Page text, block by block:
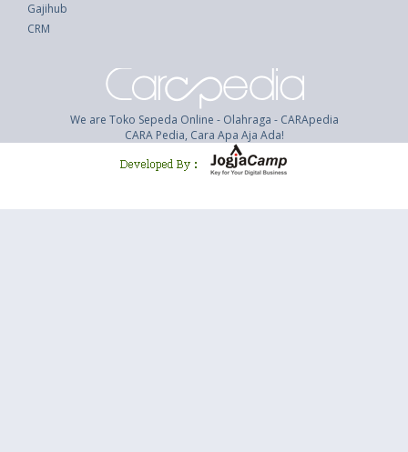
Gajihub
CRM
We are Toko Sepeda Online - Olahraga - CARApedia
CARA Pedia, Cara Apa Aja Ada!